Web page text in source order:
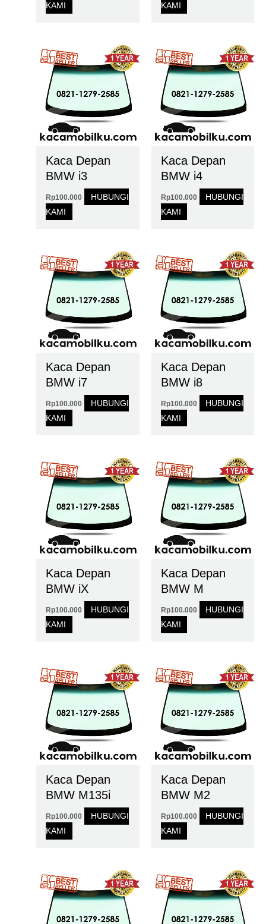
KAMI
KAMI
Kaca Depan
BMW i3
Rp100.000
HUBUNGI
KAMI
Kaca Depan
BMW i4
Rp100.000
HUBUNGI
KAMI
Kaca Depan
BMW i7
Rp100.000
HUBUNGI
KAMI
Kaca Depan
BMW i8
Rp100.000
HUBUNGI
KAMI
Kaca Depan
BMW iX
Rp100.000
HUBUNGI
KAMI
Kaca Depan
BMW M
Rp100.000
HUBUNGI
KAMI
Kaca Depan
BMW M135i
Rp100.000
HUBUNGI
KAMI
Kaca Depan
BMW M2
Rp100.000
HUBUNGI
KAMI